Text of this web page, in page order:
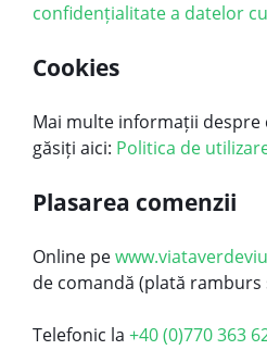
confidențialitate a datelor
Cookies
Mai multe informații despre
găsiți aici: Politica de
Plasarea comenzii
Online pe
de comandă (plată
Telefonic la +40 (0)770 363